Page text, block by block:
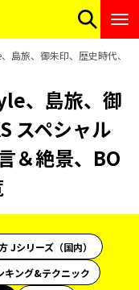
島旅、御朱印、歴史時代、
、島旅、御
スペシャル
＆絶景、BO
Jシリーズ（国内）
キング&テクニック